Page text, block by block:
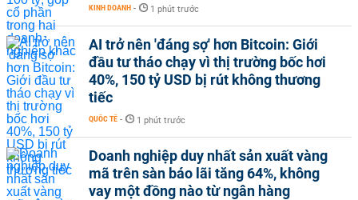
KINH DOANH - 1 phút trước
AI trở nên 'đáng sợ' hơn Bitcoin: Giới
đầu tư tháo chạy vì thị trường bốc hơi
40%, 150 tỷ USD bị rút không thương
tiếc
QUỐC TẾ - 1 phút trước
Doanh nghiệp duy nhất sản xuất vàng
mã trên sàn báo lãi tăng 64%, không
vay một đồng nào từ ngân hàng